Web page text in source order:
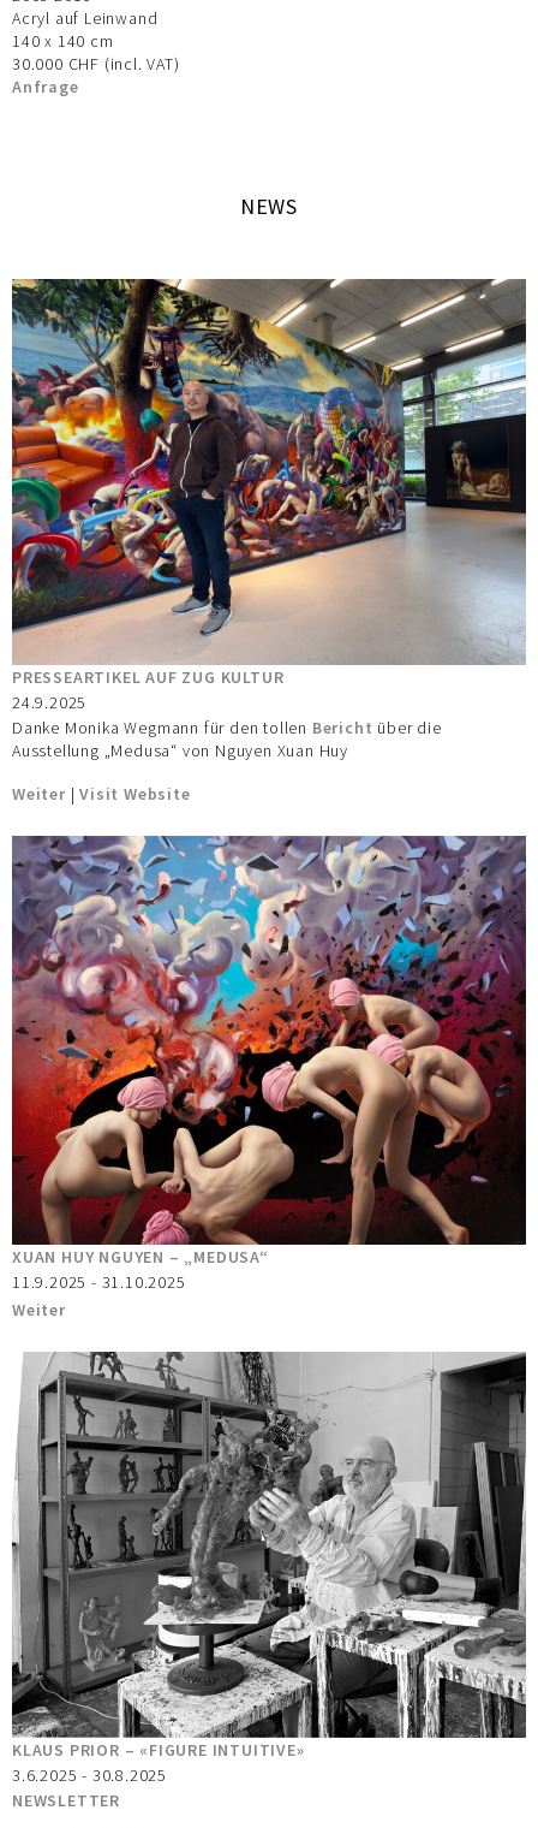
Acryl auf Leinwand
140 x 140 cm
30.000 CHF (incl. VAT)
Anfrage
NEWS
PRESSEARTIKEL AUF ZUG KULTUR
24.9.2025
Danke Monika Wegmann für den tollen Bericht über die
Ausstellung „Medusa“ von Nguyen Xuan Huy
Weiter |Visit Website
XUAN HUY NGUYEN – „MEDUSA“
11.9.2025 - 31.10.2025
Weiter
KLAUS PRIOR – «FIGURE INTUITIVE»
3.6.2025 - 30.8.2025
NEWSLETTER